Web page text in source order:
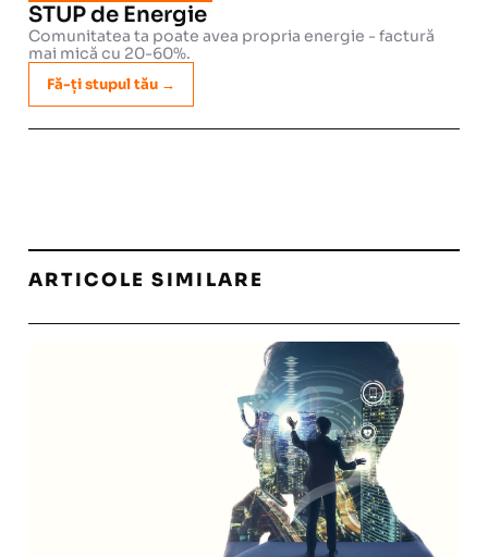
STUP de Energie
Comunitatea ta poate avea propria energie - factură
mai mică cu 20-60%.
Fă-ți stupul tău →
ARTICOLE SIMILARE